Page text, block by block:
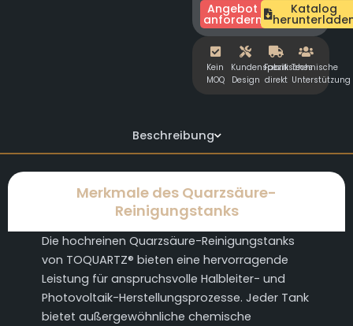
Angebot
anfordern
Katalog
Kein
MOQ
Kundenspezifisches
Design
Fabrik
direkt
Technische
Unterstützung
Beschreibung
Merkmale des Quarzsäure-
Reinigungstanks
Die hochreinen Quarzsäure-Reinigungstanks
von TOQUARTZ® bieten eine hervorragende
Leistung für anspruchsvolle Halbleiter- und
Photovoltaik-Herstellungsprozesse. Jeder Tank
bietet außergewöhnliche chemische